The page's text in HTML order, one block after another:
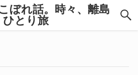
ぼれ話。時々、離島
ひとり旅